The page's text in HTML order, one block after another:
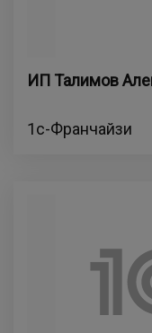
ИП Талимов
1с-Франчайзи